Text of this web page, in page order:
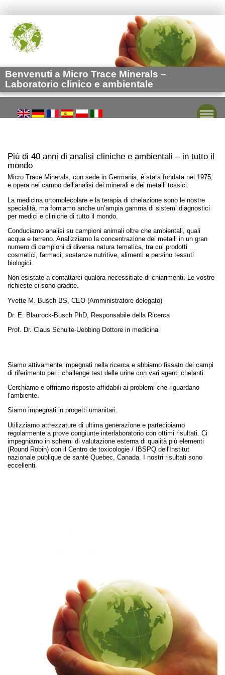
Benvenuti a Micro Trace Minerals –
Laboratorio clinico e ambientale
Più di 40 anni di analisi cliniche e ambientali – in tutto il
mondo
Micro Trace Minerals, con sede in Germania, è stata fondata nel 1975,
e opera nel campo dell’analisi dei minerali e dei metalli tossici.
La medicina ortomolecolare e la terapia di chelazione sono le nostre
specialità, ma forniamo anche un’ampia gamma di sistemi diagnostici
per medici e cliniche di tutto il mondo.
Conduciamo analisi su campioni animali oltre che ambientali, quali
acqua e terreno. Analizziamo la concentrazione dei metalli in un gran
numero di campioni di diversa natura tematica, tra cui prodotti
cosmetici, farmaci, sostanze nutritive, alimenti e persino tessuti
biologici.
Non esistate a contattarci qualora necessitiate di chiarimenti. Le vostre
richieste ci sono gradite.
Yvette M. Busch BS, CEO (Amministratore delegato)
Dr. E. Blaurock-Busch PhD, Responsabile della Ricerca
Prof. Dr. Claus Schulte-Uebbing Dottore in medicina
Siamo attivamente impegnati nella ricerca e abbiamo fissato dei campi
di riferimento per i challenge test delle urine con vari agenti chelanti.
Cerchiamo e offriamo risposte affidabili ai problemi che riguardano
l’ambiente.
Siamo impegnati in progetti umanitari.
Utilizziamo attrezzature di ultima generazione e partecipiamo
regolarmente a prove congiunte interlaboratorio con ottimi risultati. Ci
impegniamo in schemi di valutazione esterna di qualità più elementi
(Round Robin) con il Centro de toxicologie / IBSPQ dell'Institut
nazionale publique de santé Quebec, Canada. I nostri risultati sono
eccellenti.